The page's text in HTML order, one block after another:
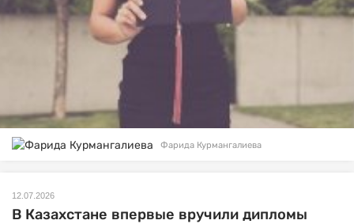
Фарида Курмангалиева
12.07.2026
В Казахстане впервые вручили дипломы